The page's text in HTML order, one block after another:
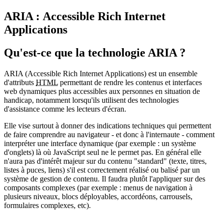
ARIA : Accessible Rich Internet
Applications
Qu'est-ce que la technologie ARIA ?
ARIA (Accessible Rich Internet Applications) est un ensemble
d'attributs HTML permettant de rendre les contenus et interfaces
web dynamiques plus accessibles aux personnes en situation de
handicap, notamment lorsqu'ils utilisent des technologies
d'assistance comme les lecteurs d'écran.
Elle vise surtout à donner des indications techniques qui permettent
de faire comprendre au navigateur - et donc à l'internaute - comment
interpréter une interface dynamique (par exemple : un système
d'onglets) là où JavaScript seul ne le permet pas. En général elle
n'aura pas d'intérêt majeur sur du contenu "standard" (texte, titres,
listes à puces, liens) s'il est correctement réalisé ou balisé par un
système de gestion de contenu. Il faudra plutôt l'appliquer sur des
composants complexes (par exemple : menus de navigation à
plusieurs niveaux, blocs déployables, accordéons, carrousels,
formulaires complexes, etc).